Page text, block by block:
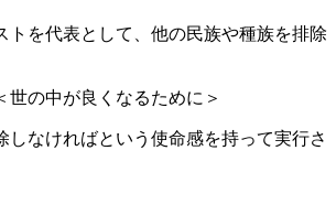
トを代表として、他の民族や種族を排除
世の中が良くなるために＞
しなければという使命感を持って実行さ